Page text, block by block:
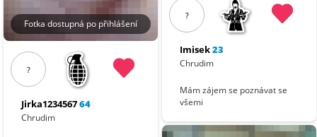
Fotka dostupná po přihlášení
?
Jirka123456764
Chrudim
?
Imisek23
Chrudim
Mám zájem se poznávat se
všemi